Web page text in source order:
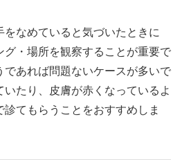
をなめていると気づいたときに
グ・場所を観察することが重要で
であれば問題ないケースが多いで
たり、皮膚が赤くなっているよ
診てもらうことをおすすめしま